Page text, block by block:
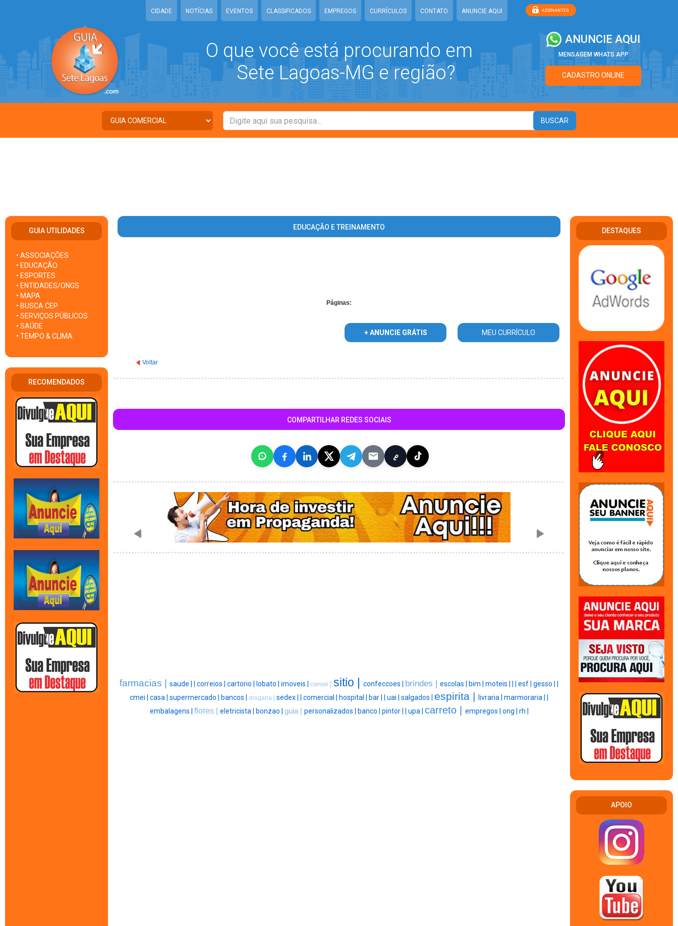
CIDADE NOTÍCIAS EVENTOS CLASSIFICADOS EMPREGOS CURRÍCULOS CONTATO ANUNCIE AQUI
O que você está procurando em
Sete Lagoas-MG e região?
ANUNCIE AQUI
MENSAGEM WHATS APP
CADASTRO ONLINE
GUIA UTILIDADES
• ASSOCIAÇÕES
• EDUCAÇÃO
• ESPORTES
• ENTIDADES/ONGS
• MAPA
• BUSCA CEP
• SERVIÇOS PÚBLICOS
• SAÚDE
• TEMPO & CLIMA
RECOMENDADOS
EDUCAÇÃO E TREINAMENTO
Páginas:
+ ANUNCIE GRÁTIS MEU CURRÍCULO
Voltar
COMPARTILHAR REDES SOCIAIS
farmacias | saude | correios | cartorio | lobato | imoveis | cemei | sitio | confeccoes | brindes | escolas | bim | moteis | esf | gesso |
cmei | casa | supermercado | bancos | drogaria | sedex | comercial | hospital | bar | uai | salgados | espirita | livraria | marmoraria |
embalagens | flores | eletricista | bonzao | guia | personalizados | banco | pintor | upa | carreto | empregos | ong | rh |
DESTAQUES
APOIO